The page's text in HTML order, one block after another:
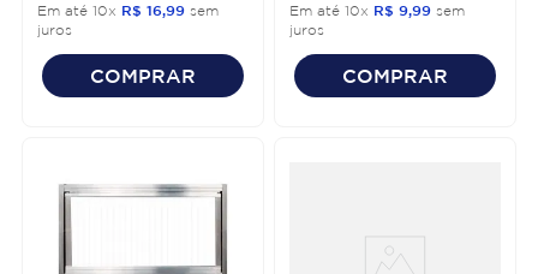
Em até 10x R$ 16 99 sem
juros
COMPRAR
Em até 10x R$ 9 99 sem
juros
COMPRAR